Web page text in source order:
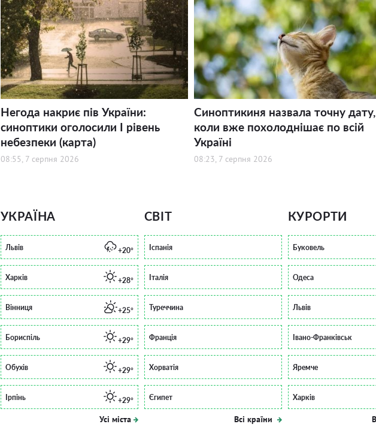
Негода накриє пів України:
синоптики оголосили І рівень
небезпеки (карта)
08:55, 7 серпня 2026
Синоптикиня назвала точну дату,
коли вже похолоднішає по всій
Україні
08:23, 7 серпня 2026
УКРАЇНА
Львів +20°
Харків +28°
Вінниця +25°
Бориспіль +29°
Обухів +29°
Ірпінь +29°
Усі міста
СВІТ
Іспанія
Італія
Туреччина
Франція
Хорватія
Єгипет
Всі країни
КУРОРТИ
Буковель
Одеса
Львів
Івано-Франківськ
Яремче
Харків